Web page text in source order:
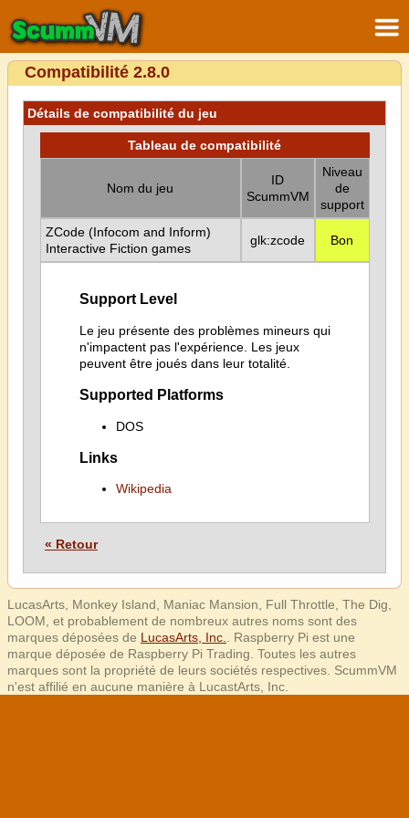
Compatibilité 2.8.0
Détails de compatibilité du jeu
Tableau de compatibilité
Nom du jeu
ID
ScummVM
Niveau
de
support
ZCode (Infocom and Inform)
Interactive Fiction games
glk:zcode Bon
Support Level
Le jeu présente des problèmes mineurs qui
n'impactent pas l'expérience. Les jeux
peuvent être joués dans leur totalité.
Supported Platforms
DOS
Links
Wikipedia
« Retour
LucasArts, Monkey Island, Maniac Mansion, Full Throttle, The Dig,
LOOM, et probablement de nombreux autres noms sont des
marques déposées de LucasArts, Inc.
. Raspberry Pi est une
marque déposée de Raspberry Pi Trading. Toutes les autres
marques sont la propriété de leurs sociétés respectives. ScummVM
n'est affilié en aucune manière à LucastArts, Inc.